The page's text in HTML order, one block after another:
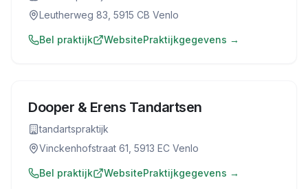
Leutherweg 83, 5915 CB Venlo
Bel praktijk WebsitePraktijkgegevens →
Dooper & Erens Tandartsen
tandartspraktijk
Vinckenhofstraat 61, 5913 EC Venlo
Bel praktijk WebsitePraktijkgegevens →